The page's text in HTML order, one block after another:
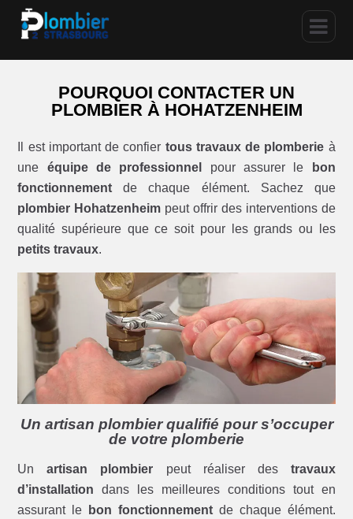
POURQUOI CONTACTER UN
PLOMBIER À HOHATZENHEIM
Il est important de confier tous travaux de plomberie à
une équipe de professionnel pour assurer le
bon
fonctionnement de chaque élément. Sachez que
plombier Hohatzenheim peut offrir des interventions de
qualité supérieure que ce soit pour les grands ou les
petits travaux.
Un artisan plombier qualifié pour s’occuper
de votre plomberie
Unartisan plombier peut réaliser des travaux
d’installation dans les meilleures conditions tout en
assurant le
bon fonctionnement de chaque élément.